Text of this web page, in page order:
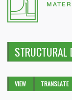
STRUCTURAL
Primary tabs
VIEW (ACTIVETRANSLATE